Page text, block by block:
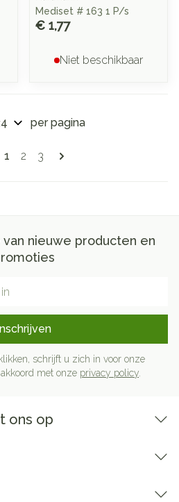
Mediset # 163 1 P/s
€ 1,77
Niet beschikbaar
Pagina's
U lees momenteel pagina
1 Pagina
2 Pagina
3
per pagina
nieuwe producten en
schrijft u zich in voor onze
met onze privacy policy
ons op